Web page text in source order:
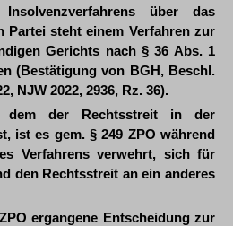
über das
Partei steht einem Verfahren zur
Gerichts nach § 36 Abs. 1
(Bestätigung von BGH, Beschl.
NJW 2022, 2936, Rz. 36).
der Rechtsstreit in der
ist es gem. § 249 ZPO während
Verfahrens verwehrt, sich für
den Rechtsstreit an ein anderes
ergangene Entscheidung zur